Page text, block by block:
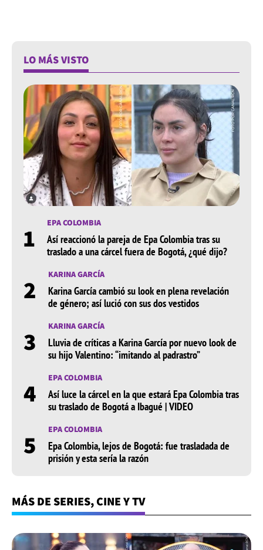
LO MÁS VISTO
1 EPA COLOMBIA
Así reaccionó la pareja de Epa Colombia tras su
traslado a una cárcel fuera de Bogotá, ¿qué dijo?
2 KARINA GARCÍA
Karina García cambió su look en plena revelación
de género; así lució con sus dos vestidos
3 KARINA GARCÍA
Lluvia de críticas a Karina García por nuevo look de
su hijo Valentino: “imitando al padrastro”
4 EPA COLOMBIA
Así luce la cárcel en la que estará Epa Colombia tras
su traslado de Bogotá a Ibagué | VIDEO
5 EPA COLOMBIA
Epa Colombia, lejos de Bogotá: fue trasladada de
prisión y esta sería la razón
MÁS DE SERIES, CINE Y TV